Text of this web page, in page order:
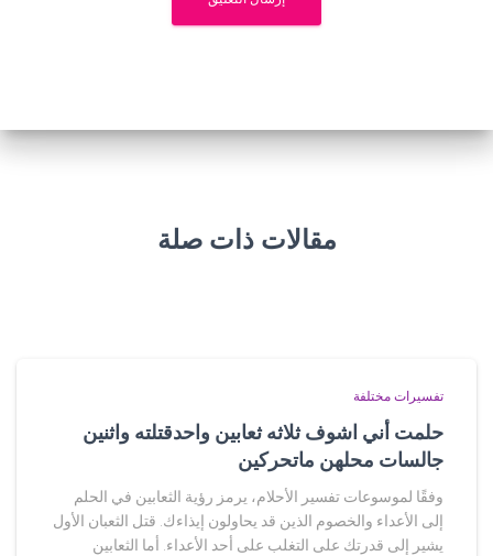
مقالات ذات صلة
تفسيرات مختلفة
حلمت أني اشوف ثلاثه ثعابين واحدقتلته واثنين
جالسات محلهن ماتحركين
وفقًا لموسوعات تفسير الأحلام، يرمز رؤية الثعابين في الحلم
إلى الأعداء والخصوم الذين قد يحاولون إيذاءك. قتل الثعبان الأول
يشير إلى قدرتك على التغلب على أحد الأعداء. أما الثعابين